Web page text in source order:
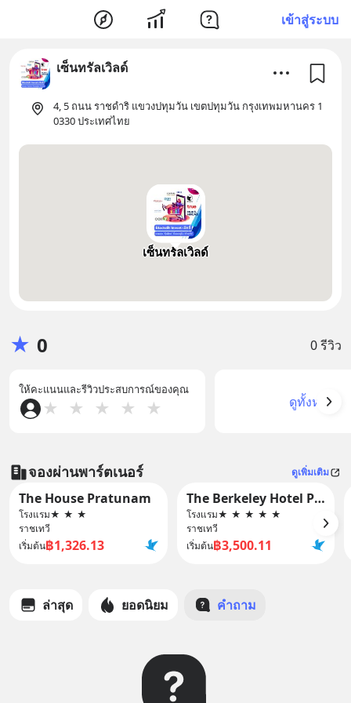
เข้าสู่ระบบ
เซ็นทรัลเวิลด์
4, 5 ถนน ราชดำริ แขวงปทุมวัน เขตปทุมวัน กรุงเทพมหานคร 1
0330 ประเทศไทย
เซ็นทรัลเวิลด์
★ 0 0 รีวิว
ให้คะแนนและรีวิวประสบการณ์ของคุณ
★ ★ ★ ★ ★ ดูทั้งหมด
จองผ่านพาร์ตเนอร์ ดูเพิ่มเติม
The House Pratunam
โรงแรม★ ★ ★
ราชเทวี
เริ่มต้น฿1,326.13
The Berkeley Hotel Pratunam
โรงแรม★ ★ ★ ★ ★
ราชเทวี
เริ่มต้น฿3,500.11
ล่าสุด ยอดนิยม คำถาม